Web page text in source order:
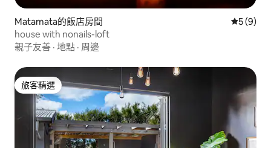
Matamata的飯店房間 從 9 則評
5 (9)
house with nonails-loft
親子友善 · 地點 · 周邊
旅客精選
旅客精選